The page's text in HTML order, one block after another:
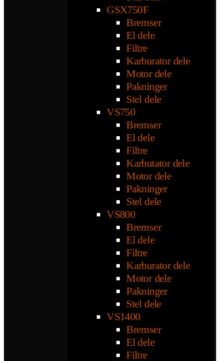
GSX750F
Bremser
El dele
Filtre
Karburator dele
Motor dele
Pakninger
Stel dele
VS750
Bremser
El dele
Filtre
Karbutator dele
Motor dele
Pakninger
Stel dele
VS800
Bremser
El dele
Filtre
Karburator dele
Motor dele
Pakninger
Stel dele
VS1400
Bremser
El dele
Filtre